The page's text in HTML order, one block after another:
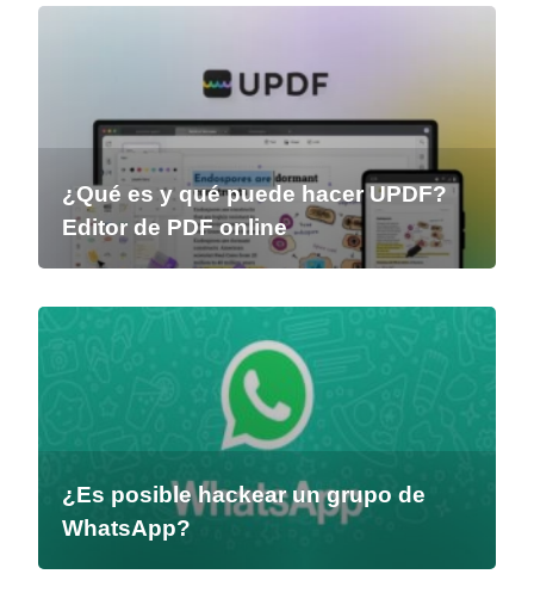
¿Qué es y qué puede hacer UPDF?
Editor de PDF online
¿Es posible hackear un grupo de
WhatsApp?